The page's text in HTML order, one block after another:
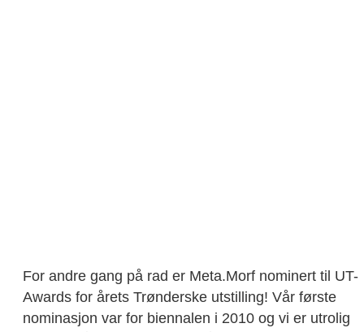
For andre gang på rad er Meta.Morf nominert til UT-
Awards for årets Trønderske utstilling! Vår første
nominasjon var for biennalen i 2010 og vi er utrolig